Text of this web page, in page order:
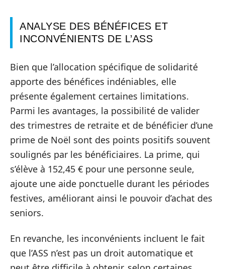
ANALYSE DES BÉNÉFICES ET
INCONVÉNIENTS DE L’ASS
Bien que l’allocation spécifique de solidarité
apporte des bénéfices indéniables, elle
présente également certaines limitations.
Parmi les avantages, la possibilité de valider
des trimestres de retraite et de bénéficier d’une
prime de Noël sont des points positifs souvent
soulignés par les bénéficiaires. La prime, qui
s’élève à 152,45 € pour une personne seule,
ajoute une aide ponctuelle durant les périodes
festives, améliorant ainsi le pouvoir d’achat des
seniors.
En revanche, les inconvénients incluent le fait
que l’ASS n’est pas un droit automatique et